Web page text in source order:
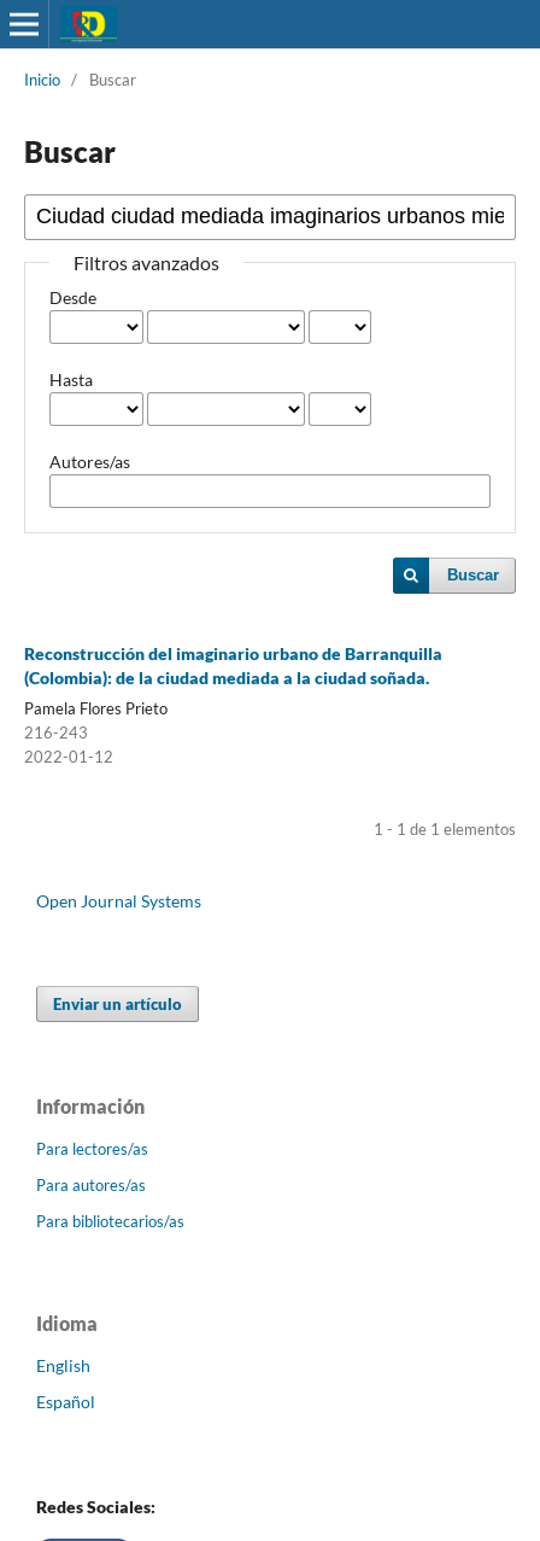
Inicio / Buscar
Buscar
Filtros avanzados
Desde
Hasta
Autores/as
Buscar
Reconstrucción del imaginario urbano de Barranquilla
(Colombia): de la ciudad mediada a la ciudad soñada.
Pamela Flores Prieto
216-243
2022-01-12
1 - 1 de 1 elementos
Open Journal Systems
Enviar un artículo
Información
Para lectores/as
Para autores/as
Para bibliotecarios/as
Idioma
English
Español
Redes Sociales: